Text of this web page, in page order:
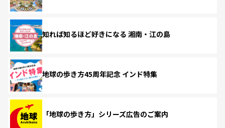
知れば知るほど好きになる 湘南・江の島
地球の歩き方45周年記念 インド特集
「地球の歩き方」シリーズ広告のご案内